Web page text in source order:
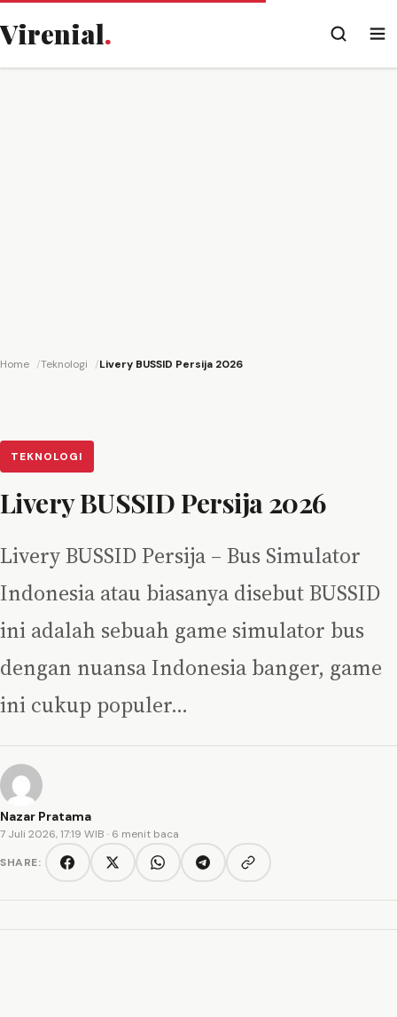
Virenial.
Home Teknologi Livery BUSSID Persija 2026
TEKNOLOGI
Livery BUSSID Persija 2026
Livery BUSSID Persija – Bus Simulator
Indonesia atau biasanya disebut BUSSID
ini adalah sebuah game simulator bus
dengan nuansa Indonesia banger, game
ini cukup populer…
Nazar Pratama
7 Juli 2026, 17:19 WIB · 6 menit baca
SHARE:
FacebookTwitter/XWhatsAppTelegramCopy link